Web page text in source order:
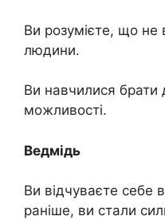
Ви розумієте, що не
людини.
Ви навчилися брати
можливості.
Ведмідь
Ви відчуваєте себе
раніше, ви стали